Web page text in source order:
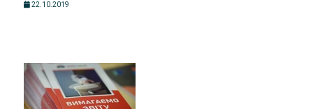
22.10.2019